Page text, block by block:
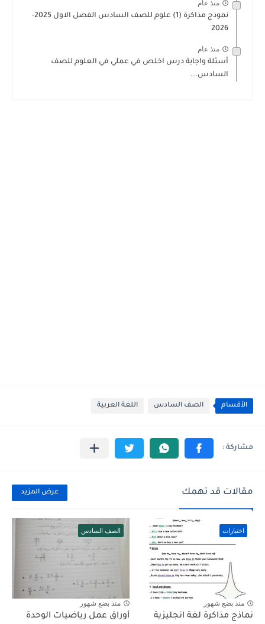
منذ عام
نموذج مذاكرة (1) علوم للصف السادس الفصل الاول 2025-
2026
منذ عام
أسئلة واجابة درس اخلص في عملي في العلوم للصف
السادس...
الأقسام الصف السادس اللغة العربية
مقالات قد تهمك عرض المزيد
اختبارات
منذ بضع شهور
نماذج مذاكرة لغة انجليزية
الصف السادس
منذ بضع شهور
أوراق عمل رياضيات الوحدة